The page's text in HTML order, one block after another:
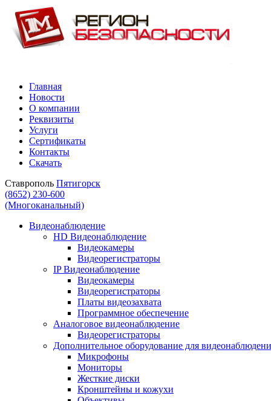
Главная
Новости
О компании
Реквизиты
Услуги
Сертификаты
Контакты
Скачать
Ставрополь Пятигорск
(8652) 230-600
(Многоканальный)
Видеонаблюдение
HD Видеонаблюдение
Видеокамеры
Видеорегистраторы
IP Видеонаблюдение
Видеокамеры
Видеорегистраторы
Платы видеозахвата
Программное обеспечение
Аналоговое видеонаблюдение
Видеорегистраторы
Дополнительное оборудование для
Микрофоны
Мониторы
Жесткие диски
Кронштейны и кожухи